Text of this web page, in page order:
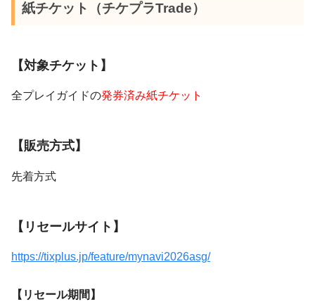
紙チケット（チケプラTrade）
【対象チケット】
全プレイガイドの発券済み紙チケット
【販売方式】
先着方式
【リセールサイト】
https://tixplus.jp/feature/mynavi2026asg/
【リセール期間】